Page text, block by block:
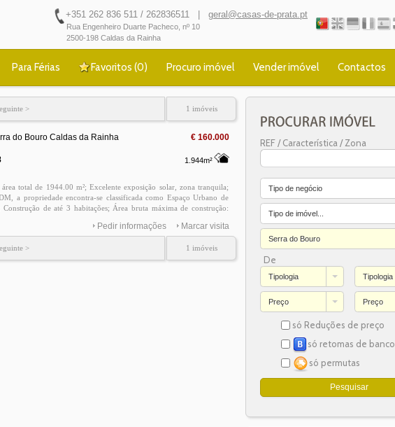
+351 262 836 511 / 262836511 | geral@casas-de-prata.pt
Rua Engenheiro Duarte Pacheco, nº 10
2500-198 Caldas da Rainha
Para Férias Favoritos (0) Procuro imóvel Vender imóvel Contactos
REF / Característica / Zona
Tipo de negócio
Tipo de imóvel...
Serra do Bouro
De
Tipologia Tipologia
Preço Preço
só Reduções de preço
só retomas de banco
só permutas
> 1 imóveis
do Bouro Caldas da Rainha € 160.000
1.944m²
total de 1944.00 m²; Excelente exposição solar, zona tranquila;
a propriedade encontra-se classificada como Espaço Urbano de
de até 3 habitações; Área bruta máxima de construção:
Baía de São Martinho do Portoda A8, Budha Eden, da, Castelo
dos super tubos, Praia d'El Rey, Lourinhã (Praia da areia Branca)
Sintra e do aeroporto internacional de Lisboa; Fátima Semá:
de-prata. pt;
Marcar visita
Pedir informações
> 1 imóveis